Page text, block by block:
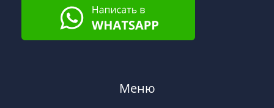
Меню